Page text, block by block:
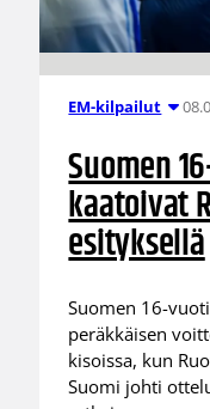
EM-kilpailut
Suomen
kaatoivat
esityksellä
Suomen 16-
peräkkäisen
kisoissa, kun
Suomi johti